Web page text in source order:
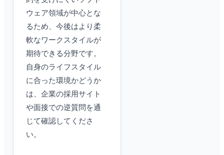
ウェア領域が中心とな
るため、今後はより柔
軟なワークスタイルが
期待できる分野です。
自身のライフスタイル
に合った環境かどうか
は、企業の採用サイト
や面接での逆質問を通
じて確認してくださ
い。